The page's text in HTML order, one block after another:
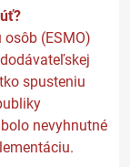
(ESMO)
spusteniu
nevyhnutné